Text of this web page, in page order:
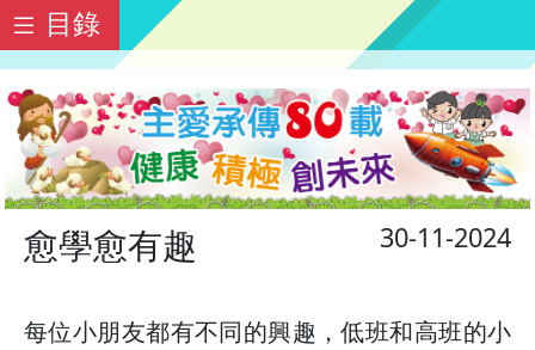
目錄
30-11-2024
愈學愈有趣
每位小朋友都有不同的興趣，低班和高班的小